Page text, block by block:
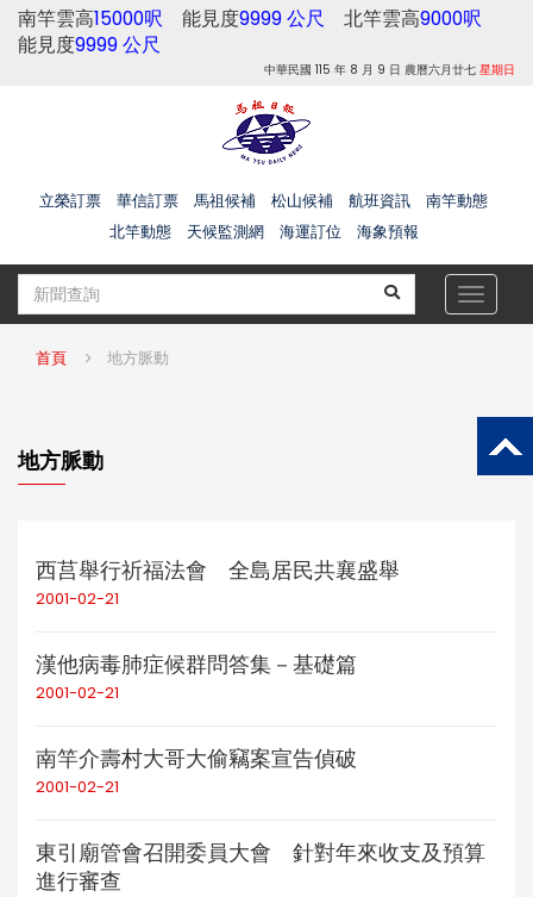
南竿雲高15000呎 能見度9999 公尺 北竿雲高9000呎
能見度9999 公尺
中華民國 115 年 8 月 9 日 農曆六月廿七 星期日
立榮訂票 華信訂票 馬祖候補 松山候補 航班資訊
南竿動態
北竿動態
天候監測網 海運訂位 海象預報
Toggle
首頁 地方脈動
地方脈動
西莒舉行祈福法會 全島居民共襄盛舉
2001-02-21
漢他病毒肺症候群問答集－基礎篇
2001-02-21
南竿介壽村大哥大偷竊案宣告偵破
2001-02-21
東引廟管會召開委員大會 針對年來收支及預算
進行審查